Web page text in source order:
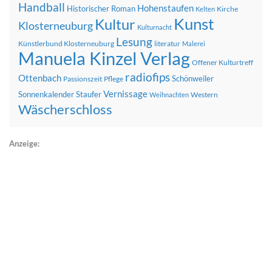
Handball Historischer Roman Hohenstaufen Kelten Kirche
Klosterneuburg Kultur Kulturnacht Kunst
Künstlerbund Klosterneuburg Lesung literatur Malerei
Manuela Kinzel Verlag Offener Kulturtreff
Ottenbach Passionszeit Pflege radiofipsSchönweiler
SonnenkalenderStauferVernissage Weihnachten Western
Wäscherschloss
Anzeige: